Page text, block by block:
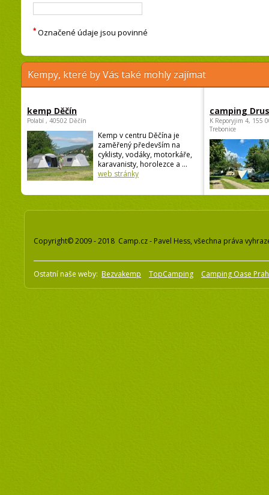
* Označené údaje jsou povinné
Kempy, které by Vás také mohly zajímat
kemp Děčín
Polabí , 40502 Děčín
Kemp v centru Děčína je
zaměřený především na
cyklisty, vodáky, motorkáře,
karavanisty, horolezce a ...
web stránky
camping
K Reporyjim 4, 155
Trebonice
Copyright© 2009 - 2018 Camp.cz - Pavel Hess, všechna práva
Ostatní naše weby: Bezvakemp TopCamping Camping Oase